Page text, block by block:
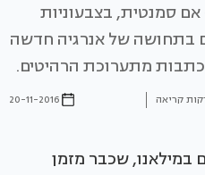
סמנטית, בצבעוניות
בתחושה של אנרגיה חדשה
מתערוכת הרהיטים.
20-11-2016
במילאנו, שכבר מזמן